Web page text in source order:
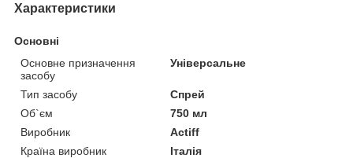
Характеристики
Основні
Основне призначення
засобу
Універсальне
Тип засобу
Спрей
Об`єм
750 мл
Виробник
Actiff
Країна виробник
Італія